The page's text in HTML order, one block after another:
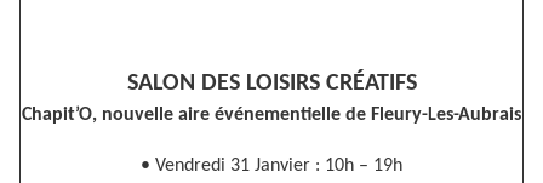
SALON DES LOISIRS CRÉATIFS
Chapit’O, nouvelle aire événementielle de Fleury-Les-Aubrais
• Vendredi 31 Janvier : 10h – 19h